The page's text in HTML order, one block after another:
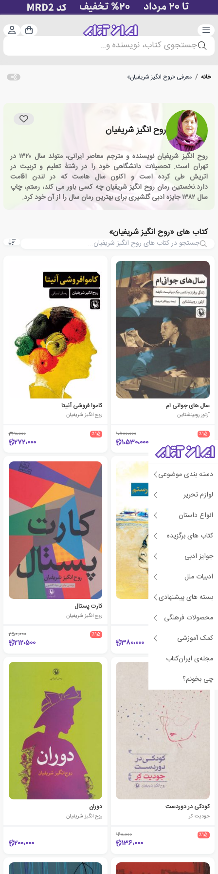
دسته‌بندی سبد
جستجوی کتاب، نویسنده و...
دسته بندی موضوعی
لوازم تحریر
انواع داستان
کتاب های برگزیده
جوایز ادبی
ادبیات ملل
بسته های پیشنهادی
محصولات فرهنگی
کمک آموزشی
مجله‌ی ایران‌کتاب
چی بخونم؟
خانه / معرفی «روح انگیز شریفیان»
روح انگیز شریفیان
روح انگیز شریفیان نویسنده و مترجم معاصر ایرانی، متولد سال ۱۳۲۰ در
تهران است. تحصیلات دانشگاهی خود را در رشتهٔ تعلیم و تربیت در
اتریش طی کرده است و اکنون سال هاست که در لندن اقامت
دارد.نخستین رمان روح انگیز شریفیان چه کسی باور می کند، رستم، چاپ
سال ۱۳۸۲ جایزه ادبی گلشیری برای بهترین رمان سال را از آن خود کرد.
کتاب های «روح انگیز شریفیان»
سال های جوانی ام
آرتور روبینشتاین
٪15 1،800،000
1،530،000
کاموا فروشی آنیتا
روح انگیز شریفیان
٪15 320،000
272،000
روح انگیز شریفیان
380،000
کارت پستال
روح انگیز شریفیان
٪15 250،000
212،500
کودکی در دوردست
جودیت کر
٪15 160،000
136،000
دوران
روح انگیز شریفیان
200،000